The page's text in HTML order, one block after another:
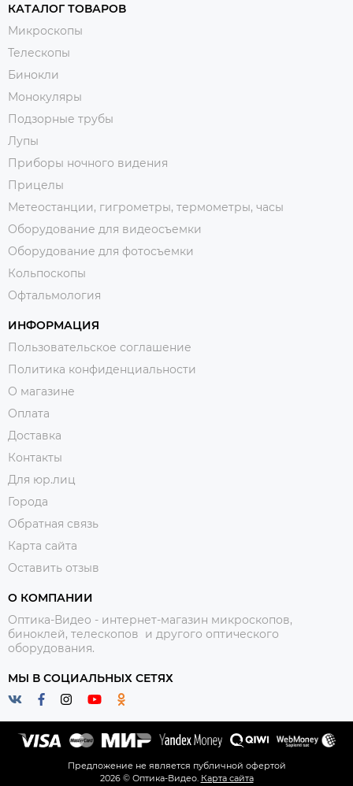
КАТАЛОГ ТОВАРОВ
Микроскопы
Телескопы
Бинокли
Монокуляры
Подзорные трубы
Лупы
Приборы ночного видения
Прицелы
Метеостанции, гигрометры, термометры, часы
Оборудование для видеосъемки
Оборудование для фотосъемки
Кольпоскопы
Офтальмология
ИНФОРМАЦИЯ
Пользовательское соглашение
Политика конфиденциальности
О магазине
Оплата
Доставка
Контакты
Для юр.лиц
Города
Обратная связь
Карта сайта
Оставить отзыв
О КОМПАНИИ
Оптика-Видео - интернет-магазин микроскопов,
биноклей, телескопов и другого оптического
оборудования.
МЫ В СОЦИАЛЬНЫХ СЕТЯХ
Предложение не является публичной офертой
2026 © Оптика-Видео. Карта сайта